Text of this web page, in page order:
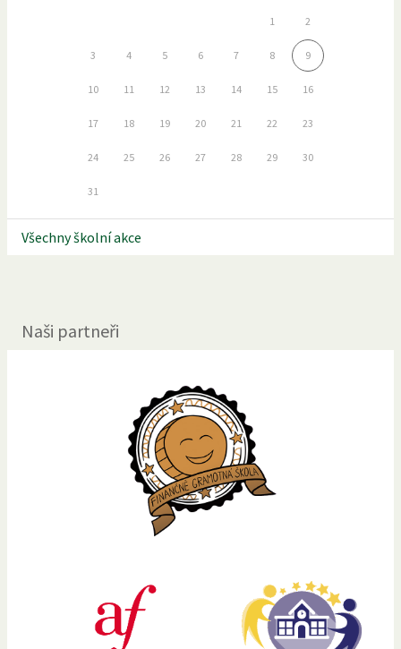
1 2
3 4 5 6 7 8 9
10 11 12 13 14 15 16
17 18 19 20 21 22 23
24 25 26 27 28 29 30
31
Všechny školní akce
Naši partneři